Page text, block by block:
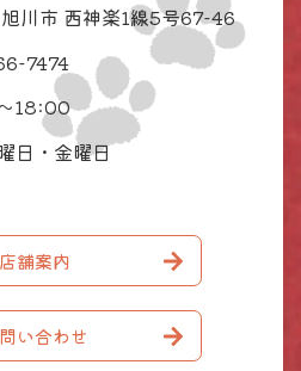
川市 西神楽1線5号67-46
7474
18:00
日・金曜日
店舗案内
い合わせ